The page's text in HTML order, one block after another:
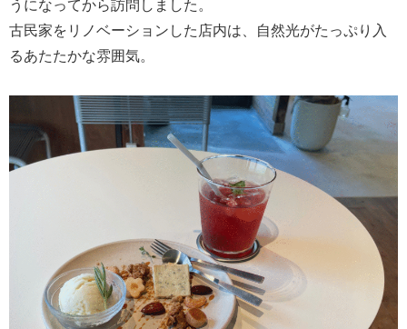
うになってから訪問しました。
古民家をリノベーションした店内は、自然光がたっぷり入
るあたたかな雰囲気。